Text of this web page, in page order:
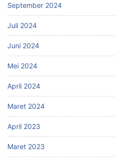
September 2024
Juli 2024
Juni 2024
Mei 2024
April 2024
Maret 2024
April 2023
Maret 2023